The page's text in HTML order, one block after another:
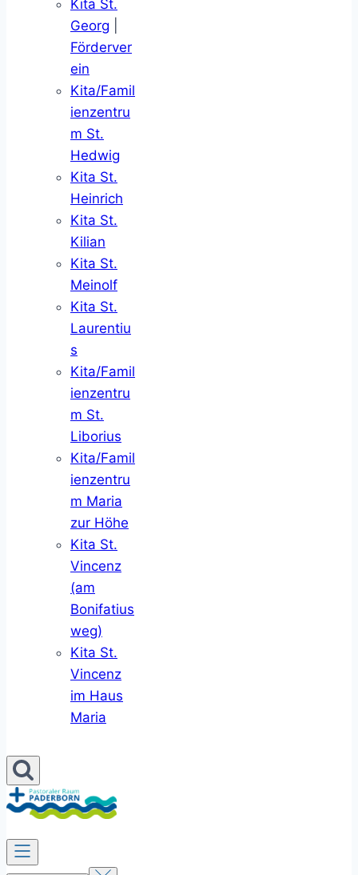
Kita St.
Georg
Förderver
ein
Kita/Famil
ienzentru
m St.
Hedwig
Kita St.
Heinrich
Kita St.
Kilian
Kita St.
Meinolf
Kita St.
Laurentiu
s
Kita/Famil
ienzentru
m St.
Liborius
Kita/Famil
ienzentru
m Maria
zur Höhe
Kita St.
Vincenz
(am
Bonifatius
weg)
Kita St.
Vincenz
im Haus
Maria